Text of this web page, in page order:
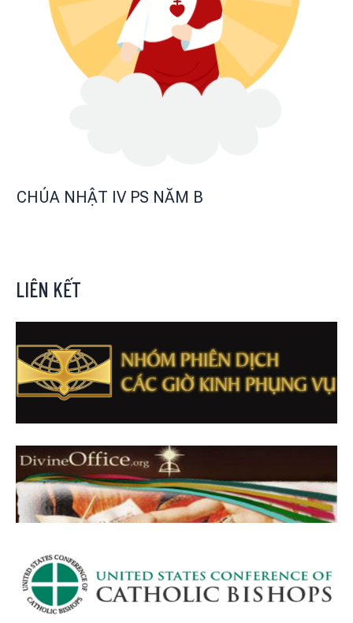
CHÚA NHẬT IV PS NĂM B
LIÊN KẾT